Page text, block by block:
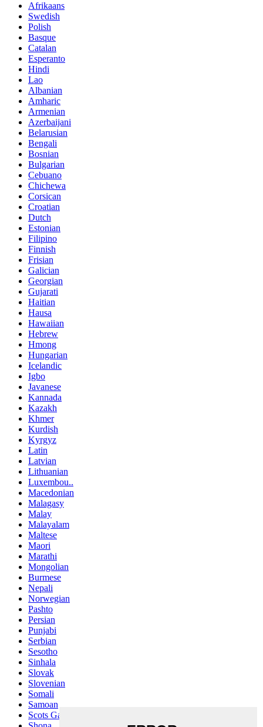
Afrikaans
Swedish
Polish
Basque
Catalan
Esperanto
Hindi
Lao
Albanian
Amharic
Armenian
Azerbaijani
Belarusian
Bengali
Bosnian
Bulgarian
Cebuano
Chichewa
Corsican
Croatian
Dutch
Estonian
Filipino
Finnish
Frisian
Galician
Georgian
Gujarati
Haitian
Hausa
Hawaiian
Hebrew
Hmong
Hungarian
Icelandic
Igbo
Javanese
Kannada
Kazakh
Khmer
Kurdish
Kyrgyz
Latin
Latvian
Lithuanian
Luxembou..
Macedonian
Malagasy
Malay
Malayalam
Maltese
Maori
Marathi
Mongolian
Burmese
Nepali
Norwegian
Pashto
Persian
Punjabi
Serbian
Sesotho
Sinhala
Slovak
Slovenian
Somali
Samoan
Scots Gaelic